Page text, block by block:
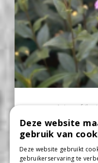
Aster x
Deze website
gebruik van
Deze website gebruikt
gebruikerservaring te